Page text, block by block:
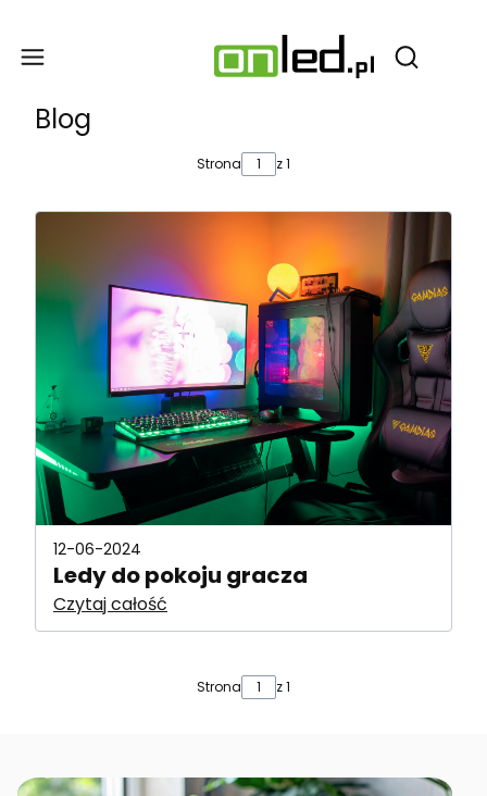
Otwórz
Blog
Strona z 1
12-06-2024
Ledy do pokoju gracza
Czytaj całość
Strona z 1